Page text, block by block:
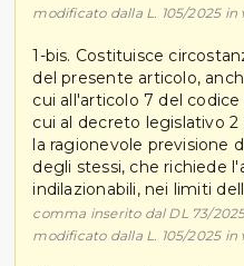
modificato dalla L. 105/2025 in
1-bis. Costituisce
del presente articolo,
cui all'articolo 7 del
cui al decreto legislativo 2
la ragionevole previsione
degli stessi, che richiede
indilazionabili, nei limiti
comma inserito dal DL 73/
modificato dalla L. 105/2025 in